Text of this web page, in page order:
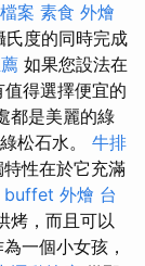
案 素食 外燴
度的同時完成
如果您設法在
得選擇便宜的
都是美麗的綠
松石水。 牛排
性在於它充滿
buffet 外燴 台
烤，而且可以
一個小女孩，